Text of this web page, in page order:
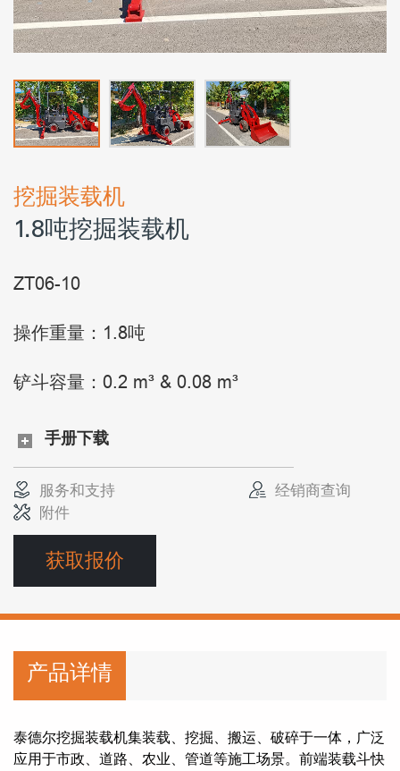
挖掘装载机
1.8吨挖掘装载机
ZT06-10
操作重量：1.8吨
铲斗容量：0.2 m³ & 0.08 m³
手册下载
服务和支持
经销商查询
附件
获取报价
产品详情
泰德尔挖掘装载机集装载、挖掘、搬运、破碎于一体，广泛
应用于市政、道路、农业、管道等施工场景。前端装载斗快